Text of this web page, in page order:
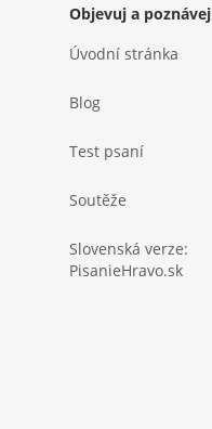
Objevuj a poznávej
Úvodní stránka
Blog
Test psaní
Soutěže
Slovenská verze:
PisanieHravo.sk